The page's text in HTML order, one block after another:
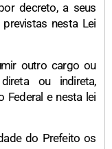
decreto, a seus
nesta Lei
outro cargo ou
ou indireta,
Federal e nesta lei
do Prefeito os